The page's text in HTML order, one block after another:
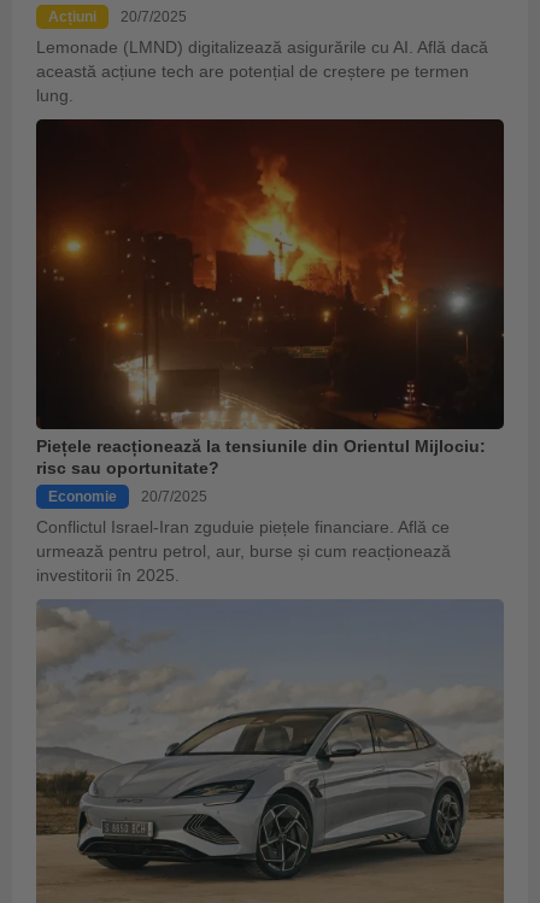
Acțiuni 20/7/2025
Lemonade (LMND) digitalizează asigurările cu AI. Află dacă
această acțiune tech are potențial de creștere pe termen
lung.
Piețele reacționează la tensiunile din Orientul Mijlociu:
risc sau oportunitate?
Economie 20/7/2025
Conflictul Israel-Iran zguduie piețele financiare. Află ce
urmează pentru petrol, aur, burse și cum reacționează
investitorii în 2025.